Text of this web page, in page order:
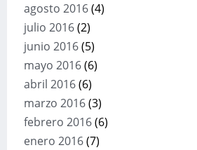
agosto 2016(4)
julio 2016(2)
junio 2016(5)
mayo 2016(6)
abril 2016(6)
marzo 2016(3)
febrero 2016(6)
enero 2016(7)